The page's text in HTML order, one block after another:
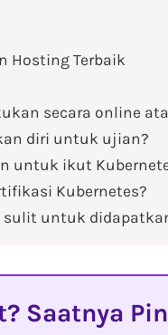
Hosting Terbaik
secara online
diri untuk ujian?
untuk ikut
Kubernetes?
sulit untuk
Saatnya